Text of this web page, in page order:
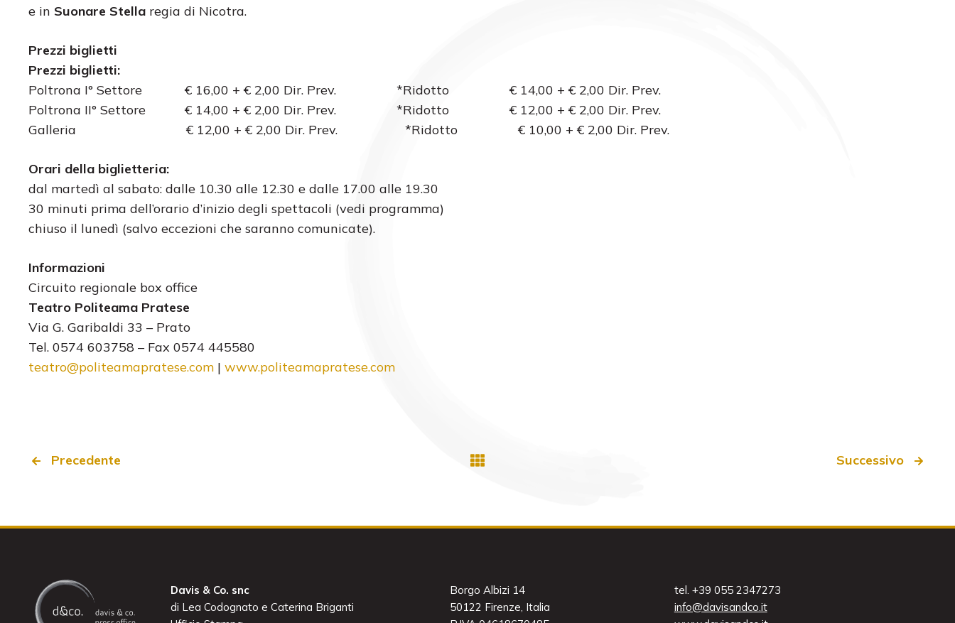
e in Suonare Stella regia di Nicotra.
Prezzi biglietti
Prezzi biglietti:
Poltrona I° Settore € 16,00 + € 2,00 Dir. Prev. *Ridotto € 14,00 + € 2,00 Dir. Prev.
Poltrona II° Settore € 14,00 + € 2,00 Dir. Prev. *Ridotto € 12,00 + € 2,00 Dir. Prev.
Galleria € 12,00 + € 2,00 Dir. Prev. *Ridotto € 10,00 + € 2,00 Dir. Prev.
Orari della biglietteria:
dal martedì al sabato: dalle 10.30 alle 12.30 e dalle 17.00 alle 19.30
30 minuti prima dell’orario d’inizio degli spettacoli (vedi programma)
chiuso il lunedì (salvo eccezioni che saranno comunicate).
Informazioni
Circuito regionale box office
Teatro Politeama Pratese
Via G. Garibaldi 33 – Prato
Tel. 0574 603758 – Fax 0574 445580
teatro@politeamapratese.com | www.politeamapratese.com
Precedente Successivo
Davis & Co. snc
di Lea Codognato e Caterina Briganti
Borgo Albizi 14
50122 Firenze, Italia
tel. +39 055 2347273
info@davisandco.it